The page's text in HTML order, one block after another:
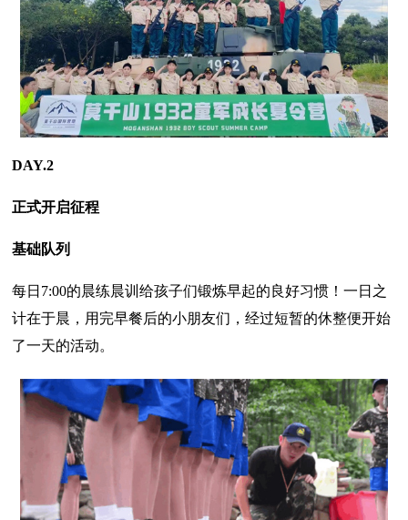
DAY.2
正式开启征程
基础队列
每日7:00的晨练晨训给孩子们锻炼早起的良好习惯！一日之
计在于晨，用完早餐后的小朋友们，经过短暂的休整便开始
了一天的活动。